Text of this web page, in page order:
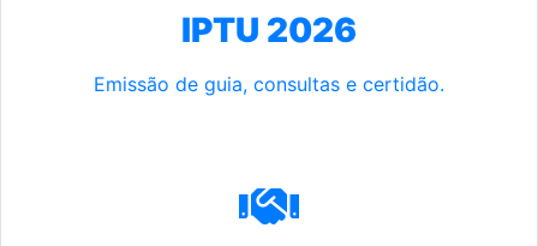
IPTU 2026
Emissão de guia, consultas e certidão.